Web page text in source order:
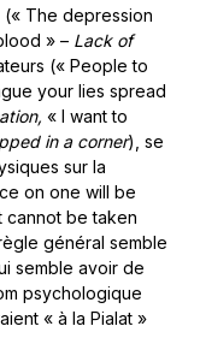
The depression
» – Lack of
(« People to
your lies spread
« I want to
in a corner), se
sur la
on one will be
cannot be taken
général semble
semble avoir de
psychologique
« à la Pialat »